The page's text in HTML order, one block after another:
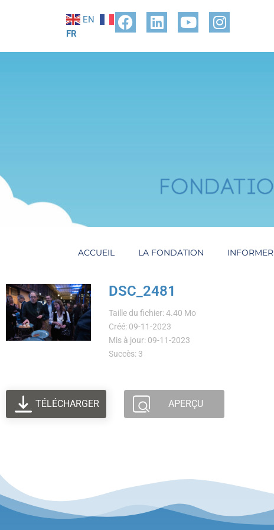
EN
FR
ACCUEIL LA FONDATION INFORMER
DSC_2481
Taille du fichier: 4.40 Mo
Créé: 09-11-2023
Mis à jour: 09-11-2023
Succès: 3
TÉLÉCHARGER APERÇU